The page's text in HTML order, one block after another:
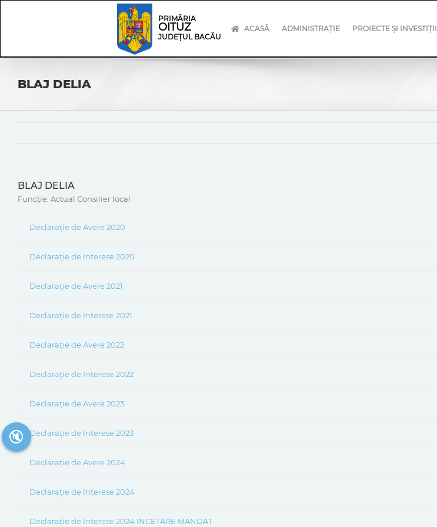
PRIMĂRIA
OITUZ
JUDEȚUL BACĂU
ACASĂ ADMINISTRAȚIE PROIECTE ȘI INVESTIȚII
BLAJ DELIA
BLAJ DELIA
Funcție: Actual Consilier local
Declarație de Avere 2020
Declarație de Interese 2020
Declarație de Avere 2021
Declarație de Interese 2021
Declarație de Avere 2022
Declarație de Interese 2022
Declarație de Avere 2023
Declarație de Interese 2023
Declarație de Avere 2024
Declarație de Interese 2024
Declarație de Interese 2024 INCETARE MANDAT
🔇